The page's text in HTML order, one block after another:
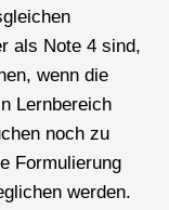
als Note 4 sind,
wenn die
Lernbereich
noch zu
Formulierung
werden.